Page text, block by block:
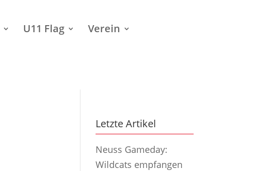
U11 Flag Verein
Letzte Artikel
Neuss Gameday:
Wildcats empfangen